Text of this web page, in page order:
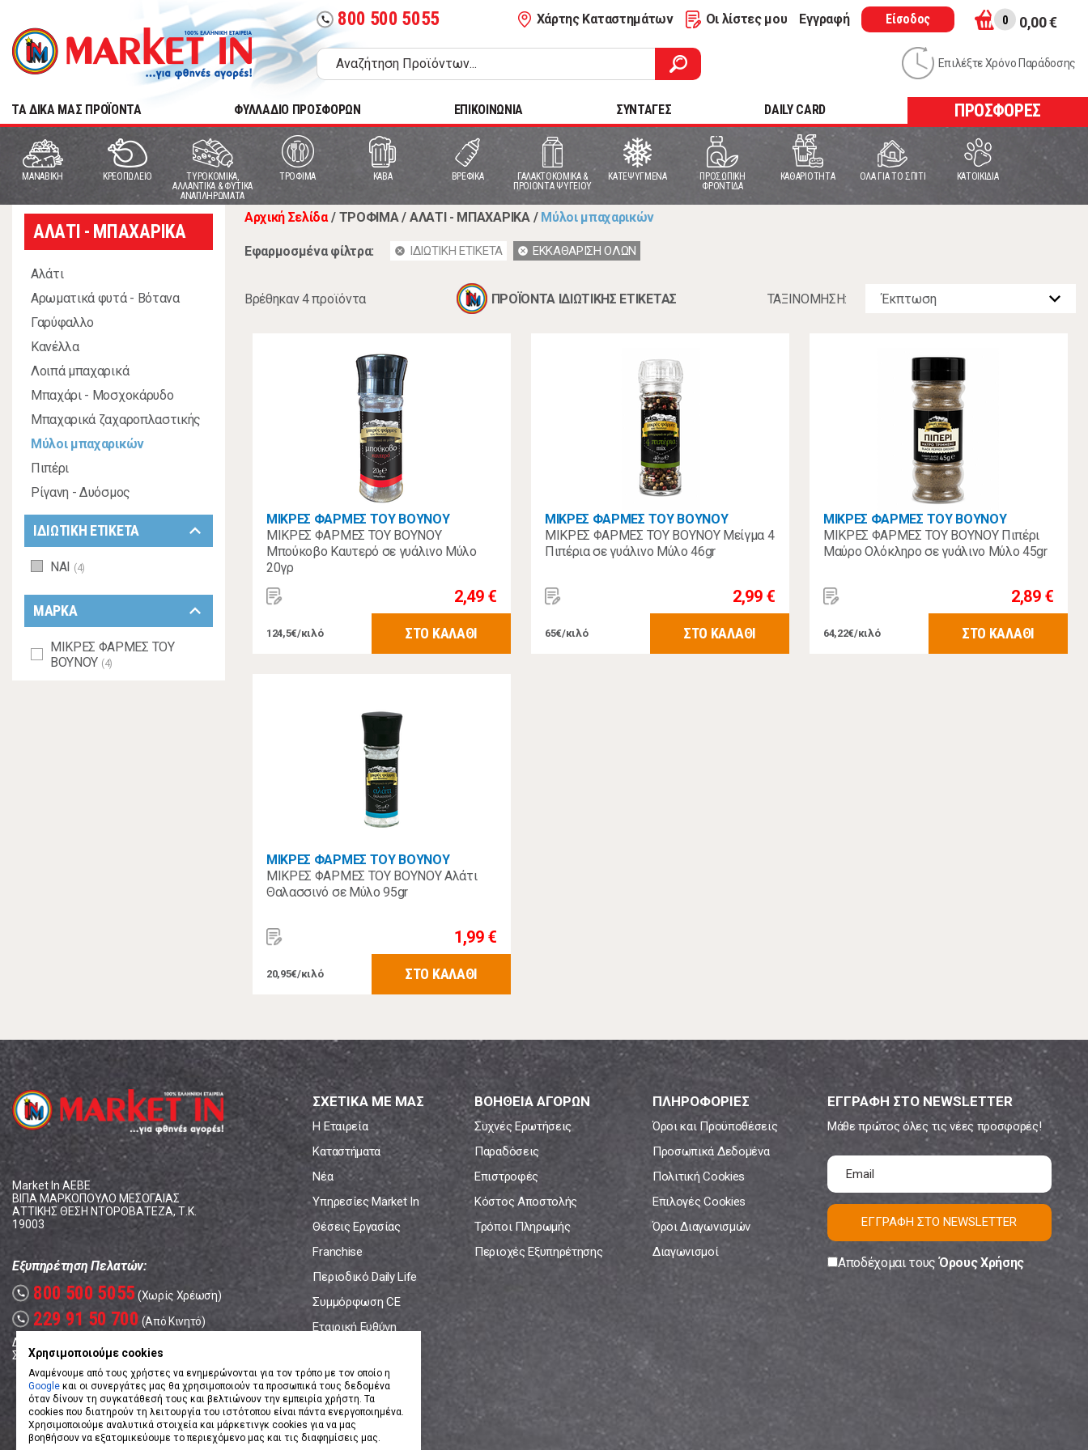
call 800 500 5055 Χάρτης Καταστημάτων Οι λίστες μου Εγγραφή Είσοδος 0 0,00 €
Επιλέξτε Χρόνο Παράδοσης
TA ΔΙΚΑ ΜΑΣ ΠΡΟΪΟΝΤΑ ΦΥΛΛΑΔΙΟ ΠΡΟΣΦΟΡΩΝ ΕΠΙΚΟΙΝΩΝΙΑ ΣΥΝΤΑΓΕΣ DAILY CARD ΠΡΟΣΦΟΡΕΣ
MANABIKH ΚΡΕΟΠΩΛΕΙΟ
ΤΥΡΟΚΟΜΙΚΑ,
ΑΛΛΑΝΤΙΚΑ & ΦΥΤΙΚΑ
ΑΝΑΠΛΗΡΩΜΑΤΑ
ΤΡΟΦΙΜΑ ΚΑΒΑ ΒΡΕΦΙΚΑ
ΓΑΛΑΚΤΟΚΟΜΙΚΑ &
ΠΡΟΙΟΝΤΑ ΨΥΓΕΙΟΥ
ΚΑΤΕΨΥΓΜΕΝΑ
ΠΡΟΣΩΠΙΚΗ
ΦΡΟΝΤΙΔΑ
ΚΑΘΑΡΙΟΤΗΤΑ ΟΛΑ ΓΙΑ ΤΟ ΣΠΙΤΙ ΚΑΤΟΙΚΙΔΙΑ
ΑΛΑΤΙ - ΜΠΑΧΑΡΙΚΑ
Αλάτι
Αρωματικά φυτά - Βότανα
Γαρύφαλλο
Κανέλλα
Λοιπά μπαχαρικά
Μπαχάρι - Μοσχοκάρυδο
Μπαχαρικά ζαχαροπλαστικής
Μύλοι μπαχαρικών
Πιπέρι
Ρίγανη - Δυόσμος
ΙΔΙΩΤΙΚΗ ΕΤΙΚΕΤΑ keyboard_arrow_down
ΝΑΙ (4)
ΜΑΡΚΑ keyboard_arrow_down
ΜΙΚΡΕΣ ΦΑΡΜΕΣ ΤΟΥ
ΒΟΥΝΟΥ (4)
Αρχική Σελίδα / ΤΡΟΦΙΜΑ / ΑΛΑΤΙ - ΜΠΑΧΑΡΙΚΑ / Μύλοι μπαχαρικών
Εφαρμοσμένα φίλτρα: cancel ΙΔΙΩΤΙΚΗ ΕΤΙΚΕΤΑ cancel ΕΚΚΑΘΑΡΙΣΗ ΟΛΩΝ
Βρέθηκαν 4 προϊόντα ΠΡΟΪΟΝΤΑ ΙΔΙΩΤΙΚΗΣ ΕΤΙΚΕΤΑΣ ΤΑΞΙΝOΜΗΣΗ:
ΜΙΚΡΕΣ ΦΑΡΜΕΣ ΤΟΥ ΒΟΥΝΟΥ
ΜΙΚΡΕΣ ΦΑΡΜΕΣ ΤΟΥ ΒΟΥΝΟΥ
Μπούκοβο Καυτερό σε γυάλινο Μύλο
20γρ
2,49 €
124,5€/κιλό ΣΤΟ ΚΑΛΑΘΙ
ΜΙΚΡΕΣ ΦΑΡΜΕΣ ΤΟΥ ΒΟΥΝΟΥ
ΜΙΚΡΕΣ ΦΑΡΜΕΣ ΤΟΥ ΒΟΥΝΟΥ Μείγμα 4
Πιπέρια σε γυάλινο Μύλο 46gr
2,99 €
65€/κιλό ΣΤΟ ΚΑΛΑΘΙ
ΜΙΚΡΕΣ ΦΑΡΜΕΣ ΤΟΥ ΒΟΥΝΟΥ
ΜΙΚΡΕΣ ΦΑΡΜΕΣ ΤΟΥ ΒΟΥΝΟΥ Πιπέρι
Μαύρο Ολόκληρο σε γυάλινο Μύλο 45gr
2,89 €
64,22€/κιλό ΣΤΟ ΚΑΛΑΘΙ
ΜΙΚΡΕΣ ΦΑΡΜΕΣ ΤΟΥ ΒΟΥΝΟΥ
ΜΙΚΡΕΣ ΦΑΡΜΕΣ ΤΟΥ ΒΟΥΝΟΥ Αλάτι
Θαλασσινό σε Μύλο 95gr
1,99 €
20,95€/κιλό ΣΤΟ ΚΑΛΑΘΙ
Market In ΑΕΒΕ
ΒΙΠΑ ΜΑΡΚΟΠΟΥΛΟ ΜΕΣΟΓΑΙΑΣ
ΑΤΤΙΚΗΣ ΘΕΣΗ ΝΤΟΡΟΒΑΤΕΖΑ, Τ.Κ.
19003
Εξυπηρέτηση Πελατών:
call 800 500 5055 (Χωρίς Χρέωση)
call 229 91 50 700 (Από Κινητό)
Δευτέρα - Παρασκευή: 08:00 - 17:00
Σάββατο: 08:00 – 14:00
ΣΧΕΤΙΚΑ ΜΕ ΜΑΣ
Η Εταιρεία
Καταστήματα
Νέα
Υπηρεσίες Market In
Θέσεις Εργασίας
Franchise
Περιοδικό Daily Life
Συμμόρφωση CE
Εταιρική Ευθύνη
ΒΟΗΘΕΙΑ ΑΓΟΡΩΝ
Συχνές Ερωτήσεις
Παραδόσεις
Επιστροφές
Κόστος Αποστολής
Τρόποι Πληρωμής
Περιοχές Εξυπηρέτησης
ΠΛΗΡΟΦΟΡΙΕΣ
Όροι και Προϋποθέσεις
Προσωπικά Δεδομένα
Πολιτική Cookies
Επιλογές Cookies
Όροι Διαγωνισμών
Διαγωνισμοί
ΕΓΓΡΑΦΗ ΣΤΟ NEWSLETTER
Μάθε πρώτος όλες τις νέες προσφορές!
ΕΓΓΡΑΦΗ ΣΤΟ NEWSLETTER
Αποδέχομαι τουςΌρους Χρήσης
Χρησιμοποιούμε cookies
Αναμένουμε από τους χρήστες να ενημερώνονται για τον τρόπο με τον οποίο η
Google και οι συνεργάτες μας θα χρησιμοποιούν τα προσωπικά τους δεδομένα
όταν δίνουν τη συγκατάθεσή τους και βελτιώνουν την εμπειρία χρήστη. Τα
cookies που διατηρούν τη λειτουργία του ιστότοπου είναι πάντα ενεργοποιημένα.
Χρησιμοποιούμε αναλυτικά στοιχεία και μάρκετινγκ cookies για να μας
βοηθήσουν να εξατομικεύουμε το περιεχόμενο μας και τις διαφημίσεις μας.